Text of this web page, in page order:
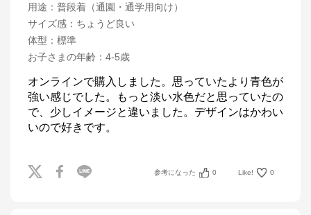
用途 ： 普段着（通園・通学用向け）
サイズ感 ： ちょうど良い
体型 ： 標準
お子さまの年齢 ： 4-5歳
オンラインで購入しました。思っていたより青色が
強い感じでした。もっと淡い水色だと思っていたの
で、少しイメージと違いました。デザインはかわい
いので好きです。
参考になった 0 Like! 0